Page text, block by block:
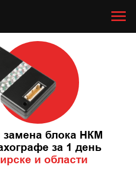
блока НКМ
за 1 день
и области